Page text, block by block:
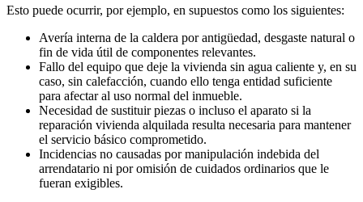
Esto puede ocurrir, por ejemplo, en supuestos como los siguientes:
Avería interna de la caldera por antigüedad, desgaste natural o
fin de vida útil de componentes relevantes.
Fallo del equipo que deje la vivienda sin agua caliente y, en su
caso, sin calefacción, cuando ello tenga entidad suficiente
para afectar al uso normal del inmueble.
Necesidad de sustituir piezas o incluso el aparato si la
reparación vivienda alquilada resulta necesaria para mantener
el servicio básico comprometido.
Incidencias no causadas por manipulación indebida del
arrendatario ni por omisión de cuidados ordinarios que le
fueran exigibles.